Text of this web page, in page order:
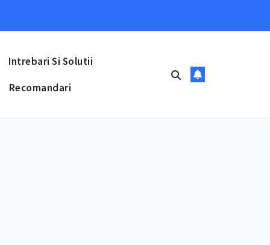
Intrebari Si Solutii
Recomandari